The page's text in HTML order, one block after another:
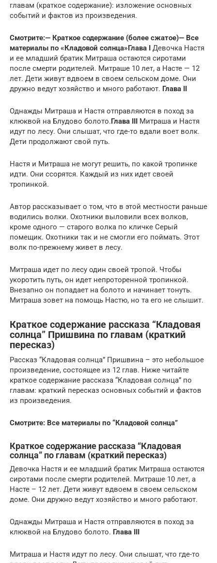
главам (краткое содержание): изложение основных
событий и фактов из произведения.
Смотрите:— Краткое содержание (более сжатое)— Все
материалы по «Кладовой солнца»Глава I Девочка Настя
и ее младший братик Митраша остаются сиротами
после смерти родителей. Митраше 10 лет, а Насте — 12
лет. Дети живут вдвоем в своем сельском доме. Они
дружно ведут хозяйство и много работают. Глава II
Однажды Митраша и Настя отправляются в поход за
клюквой на Блудово болото.Глава III Митраша и Настя
идут по лесу. Они слышат, что где-то вдали воет волк.
Дети продолжают свой путь.
Настя и Митраша не могут решить, по какой тропинке
идти. Они ссорятся. Каждый из них идет своей
тропинкой.
Автор рассказывает о том, что в этой местности раньше
водились волки. Охотники выловили всех волков,
кроме одного — старого волка по кличке Серый
помещик. Охотники так и не смогли его поймать. Этот
волк по-прежнему живет в лесу.
Митраша идет по лесу один своей тропой. Чтобы
укоротить путь, он идет непроторенной тропинкой.
Внезапно он попадает на болото и начинает тонуть.
Митраша зовет на помощь Настю, но та его не слышит.
Краткое содержание рассказа “Кладовая
солнца” Пришвина по главам (краткий
пересказ)
Рассказ “Кладовая солнца” Пришвина – это небольшое
произведение, состоящее из 12 глав. Ниже читайте
краткое содержание рассказа “Кладовая солнца” по
главам: краткий пересказ основных событий и фактов
из произведения.
Смотрите: Все материалы по “Кладовой солнца”
Краткое содержание рассказа “Кладовая
солнца” по главам (краткий пересказ)
Девочка Настя и ее младший братик Митраша остаются
сиротами после смерти родителей. Митраше 10 лет, а
Насте – 12 лет. Дети живут вдвоем в своем сельском
доме. Они дружно ведут хозяйство и много работают.
Однажды Митраша и Настя отправляются в поход за
клюквой на Блудово болото. Глава III
Митраша и Настя идут по лесу. Они слышат, что где-то